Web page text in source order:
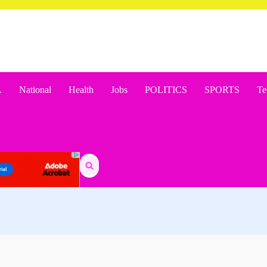
National Health Jobs POLITICS SPORTS
Search
for: